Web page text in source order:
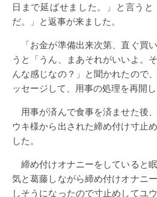
日まで延ばせました。」と言う
だ。」と返事が来ました。
「お金が準備出来次第、直ぐ買
うと「うん、まあそれがいいよ。
んな感じなの？」と聞かれたので
ッセージして、用事の処理を再開し
用事が済んで食事を済ませた後
ウキ様から出された締め付け寸止
した。
締め付けオナニーをしていると
気と葛藤しながら締め付けオナニ
しそうになったので寸止めしてユ